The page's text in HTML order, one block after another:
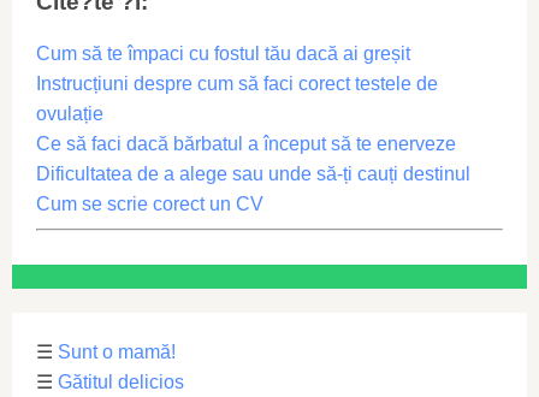
Cum să te împaci cu fostul tău dacă ai greșit
Instrucțiuni despre cum să faci corect testele de
ovulație
Ce să faci dacă bărbatul a început să te enerveze
Dificultatea de a alege sau unde să-ți cauți destinul
Cum se scrie corect un CV
☰ Sunt o mamă!
☰ Gătitul delicios